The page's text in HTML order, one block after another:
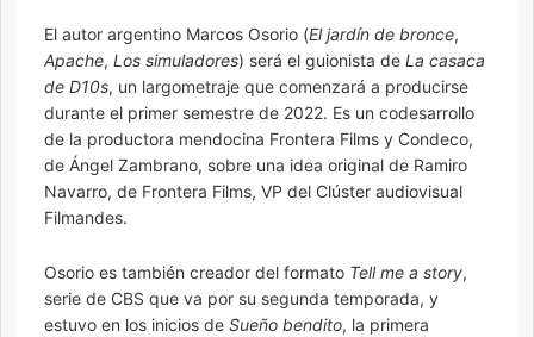
El autor argentino Marcos Osorio (El jardín de bronce,
Apache, Los simuladores) será el guionista de La casaca
de D10s, un largometraje que comenzará a producirse
durante el primer semestre de 2022. Es un codesarrollo
de la productora mendocina Frontera Films y Condeco,
de Ángel Zambrano, sobre una idea original de Ramiro
Navarro, de Frontera Films, VP del Clúster audiovisual
Filmandes.
Osorio es también creador del formato Tell me a story,
serie de CBS que va por su segunda temporada, y
estuvo en los inicios de Sueño bendito, la primera